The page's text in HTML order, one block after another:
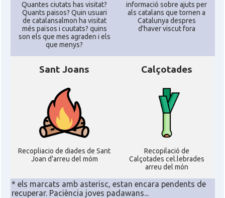
Quantes ciutats has visitat?
Quants paisos? Quin usuari
de catalansalmon ha visitat
més països i cuutats? quins
son els que mes agraden i els
que menys?
informació sobre ajuts per
als catalans que tornen a
Catalunya despres
d'haver viscut fora
Sant Joans
Recopliacio de diades de Sant
Joan d'arreu del móm
Calçotades
Recopilació de
Calçotades cel.lebrades
arreu del món
* els marcats amb asterisc, estan encara pendents de
recuperar. Paciència joves padawans...